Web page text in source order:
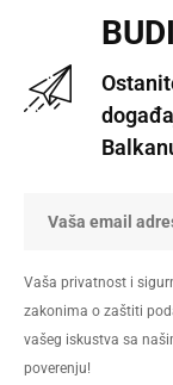
Vaša privatnost i
zakonima o zaštiti
vašeg iskustva sa
poverenju!